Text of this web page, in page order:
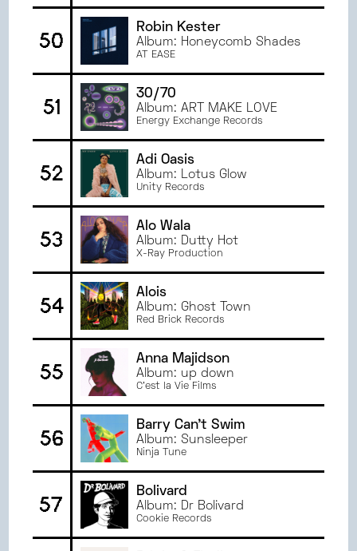
50
Robin Kester
Album: Honeycomb Shades
AT EASE
51
30/70
Album: ART MAKE LOVE
Energy Exchange Records
52
Adi Oasis
Album: Lotus Glow
Unity Records
53
Alo Wala
Album: Dutty Hot
X-Ray Production
54
Alois
Album: Ghost Town
Red Brick Records
55
Anna Majidson
Album: up down
C'est la Vie Films
56
Barry Can't Swim
Album: Sunsleeper
Ninja Tune
57
Bolivard
Album: Dr Bolivard
Cookie Records